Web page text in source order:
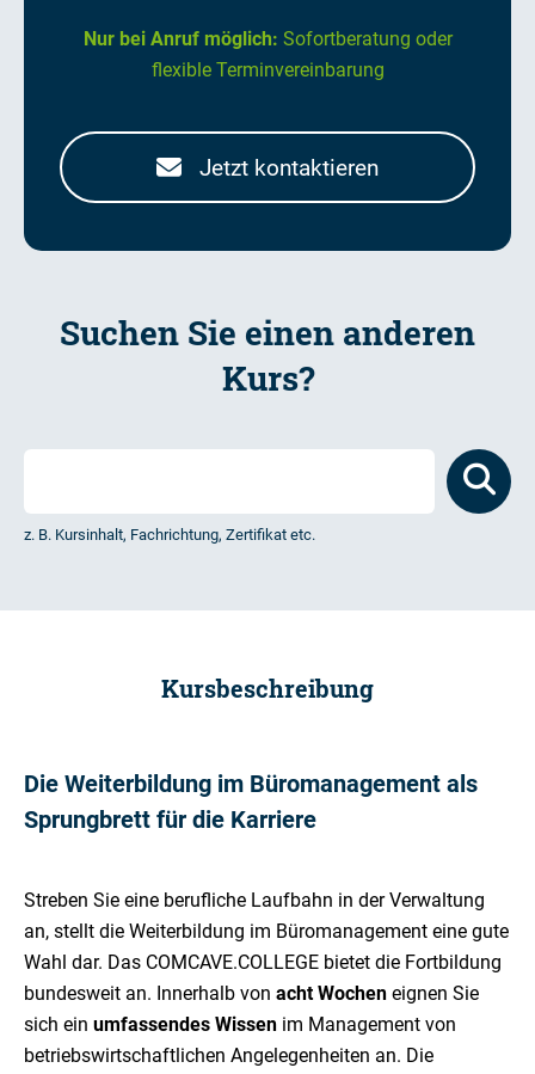
Nur bei Anruf möglich: Sofortberatung oder
flexible Terminvereinbarung
Jetzt kontaktieren
Suchen Sie einen anderen
Kurs?
z. B. Kursinhalt, Fachrichtung, Zertifikat etc.
Kursbeschreibung
Die Weiterbildung im Büromanagement als
Sprungbrett für die Karriere
Streben Sie eine berufliche Laufbahn in der Verwaltung
an, stellt die Weiterbildung im Büromanagement eine gute
Wahl dar. Das COMCAVE.COLLEGE bietet die Fortbildung
bundesweit an. Innerhalb von acht Wochen eignen Sie
sich ein umfassendes Wissen im Management von
betriebswirtschaftlichen Angelegenheiten an. Die